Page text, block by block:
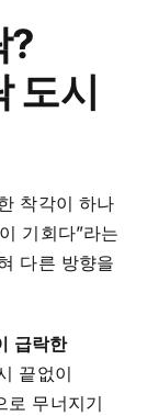
?
도시
착각이 하나
기회다”라는
다른 방향을
급락한
끝없이
로 무너지기